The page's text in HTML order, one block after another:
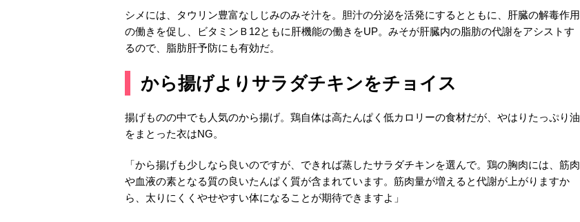
シメには、タウリン豊富なしじみのみそ汁を。胆汁の分泌を活発にするとともに、肝臓の解毒作用
の働きを促し、ビタミンＢ12ともに肝機能の働きをUP。みそが肝臓内の脂肪の代謝をアシストす
るので、脂肪肝予防にも有効だ。
から揚げよりサラダチキンをチョイス
揚げものの中でも人気のから揚げ。鶏自体は高たんぱく低カロリーの食材だが、やはりたっぷり油
をまとった衣はNG。
「から揚げも少しなら良いのですが、できれば蒸したサラダチキンを選んで。鶏の胸肉には、筋肉
や血液の素となる質の良いたんぱく質が含まれています。筋肉量が増えると代謝が上がりますか
ら、太りにくくやせやすい体になることが期待できますよ」